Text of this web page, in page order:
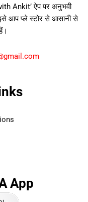
Ankit’ ऐप पर अनुभवी
इसे आप प्ले स्टोर से आसानी से
App